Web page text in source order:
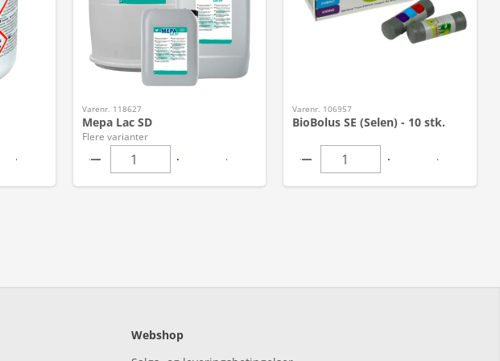
Varenr. 118627
Mepa Lac SD
Flere varianter
Varenr. 106957
BioBolus SE (Selen) - 10 stk.
Webshop